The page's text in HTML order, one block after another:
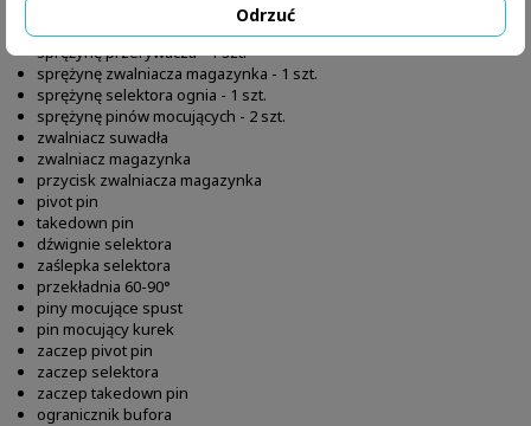
sprężynę kurka - 1 szt.
sprężynę przerywacza - 1 szt.
sprężynę zwalniacza magazynka - 1 szt.
sprężynę selektora ognia - 1 szt.
sprężynę pinów mocujących - 2 szt.
zwalniacz suwadła
zwalniacz magazynka
przycisk zwalniacza magazynka
pivot pin
takedown pin
dźwignie selektora
zaślepka selektora
przekładnia 60-90°
piny mocujące spust
pin mocujący kurek
zaczep pivot pin
zaczep selektora
zaczep takedown pin
ogranicznik bufora
Odrzuć